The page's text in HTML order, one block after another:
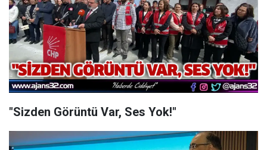
"Sizden Görüntü Var, Ses Yok!"